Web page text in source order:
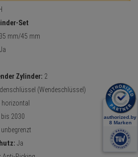
Set
35 mm/45 mm
Ja
Zylinder: 2
(Wendeschlüssel)
horizontal
bis 2030
Ja